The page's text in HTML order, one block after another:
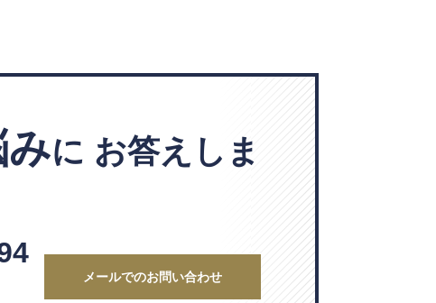
みに お答えしま
メールでのお問い合わせ